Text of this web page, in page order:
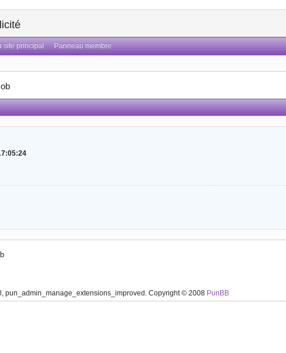
site principal Panneau membre
pun_admin_manage_extensions_improved. Copyright © 2008 PunBB